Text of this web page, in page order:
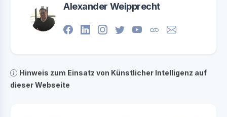
Alexander Weipprecht
Hinweis zum Einsatz von Künstlicher Intelligenz auf
dieser Webseite